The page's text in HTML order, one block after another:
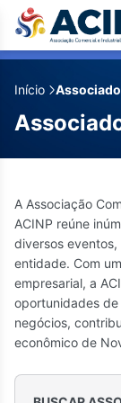
Início
A Associação
ACINP reúne
diversos
entidade. Com
empresarial, a
oportunidades
negócios,
econômico de
Seibt
Rua das
Redes
(54)
Rua dos
Redes
(54)
Rua
Redes
Vinha
(11)
Avenida
408
Redes